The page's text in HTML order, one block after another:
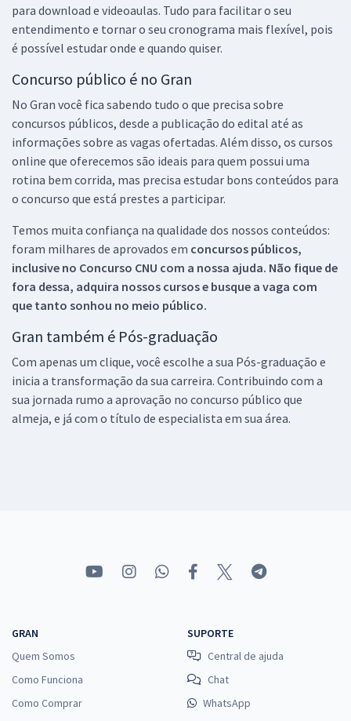
para download e videoaulas. Tudo para facilitar o seu
entendimento e tornar o seu cronograma mais flexível, pois
é possível estudar onde e quando quiser.
Concurso público é no Gran
No Gran você fica sabendo tudo o que precisa sobre
concursos públicos, desde a publicação do edital até as
informações sobre as vagas ofertadas. Além disso, os cursos
online que oferecemos são ideais para quem possui uma
rotina bem corrida, mas precisa estudar bons conteúdos para
o concurso que está prestes a participar.
Temos muita confiança na qualidade dos nossos conteúdos:
foram milhares de aprovados em concursos públicos,
inclusive no Concurso CNU com a nossa ajuda. Não fique de
fora dessa, adquira nossos cursos e busque a vaga com
que tanto sonhou no meio público.
Gran também é Pós-graduação
Com apenas um clique, você escolhe a sua Pós-graduação e
inicia a transformação da sua carreira. Contribuindo com a
sua jornada rumo a aprovação no concurso público que
almeja, e já com o título de especialista em sua área.
GRAN
Quem Somos
Como Funciona
Como Comprar
SUPORTE
Central de ajuda
Chat
WhatsApp